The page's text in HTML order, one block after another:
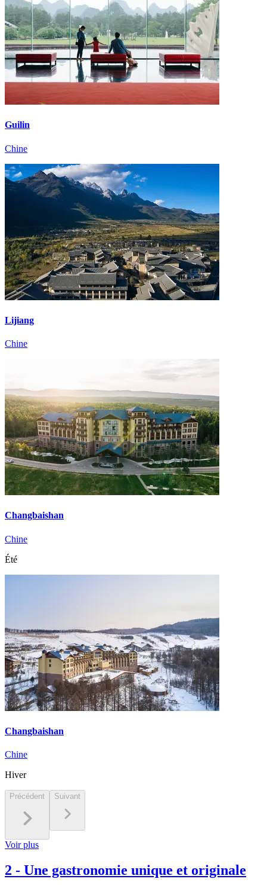
Guilin
Chine
Lijiang
Chine
Changbaishan
Chine
Été
Changbaishan
Chine
Hiver
Précédent Suivant
Voir plus
2 - Une gastronomie unique et originale